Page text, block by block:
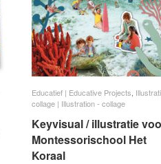
Educatief | Educative Projects
collage | Illustration - collage
Keyvisual / illustratie
Montessorischool Het
Koraal
Educatief | Educative Projects
collage | Illustration - collage
Keyvisual / illustratie
Montessorischool Het
Koraal